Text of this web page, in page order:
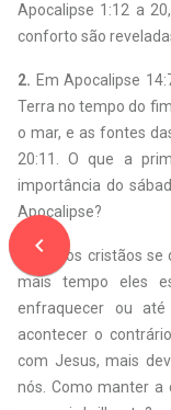
navigate_before
Apocalipse 1:12 a
conforto são
2. Em Apocalipse
Terra no tempo do
o mar, e as fontes
20:11. O que a
importância do
Apocalipse?
Muitos cristãos se
mais tempo eles
enfraquecer ou até
acontecer o
com Jesus, mais
nós. Como manter a